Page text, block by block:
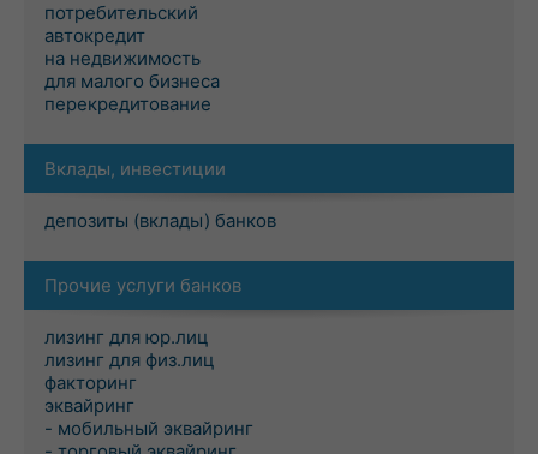
потребительский
автокредит
на недвижимость
для малого бизнеса
перекредитование
Вклады, инвестиции
депозиты (вклады) банков
Прочие услуги банков
лизинг для юр.лиц
лизинг для физ.лиц
факторинг
эквайринг
- мобильный эквайринг